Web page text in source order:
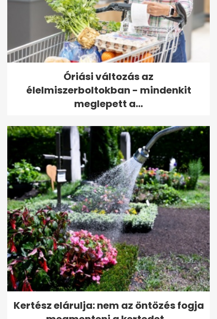
Óriási változás az
élelmiszerboltokban - mindenkit
meglepett a...
Kertész elárulja: nem az öntözés fogja